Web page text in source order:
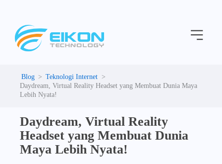
content
Menu
Teknologi Internet
Daydream, Virtual Reality Headset yang Membuat Dunia Maya
Lebih Nyata!
Daydream, Virtual Reality
Headset yang Membuat Dunia
Maya Lebih Nyata!
e
g
i
e
s